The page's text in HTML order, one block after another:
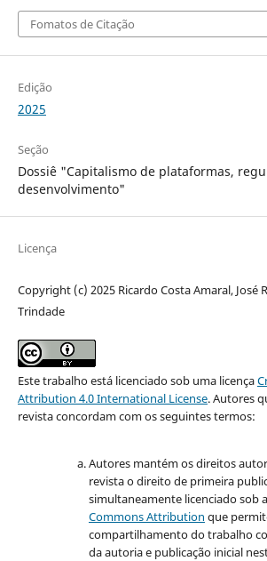
Fomatos de Citação
Edição
2025
Seção
Dossiê "Capitalismo de plataformas,
desenvolvimento"
Licença
Copyright (c) 2025 Ricardo Costa Amaral, José
Trindade
Este trabalho está licenciado sob uma licença
Attribution 4.0 International License.Autores
revista concordam com os seguintes termos:
Autores mantém os direitos
revista o direito de primeira
simultaneamente licenciado sob a
Commons Attribution que
compartilhamento do trabalho
da autoria e publicação inicial